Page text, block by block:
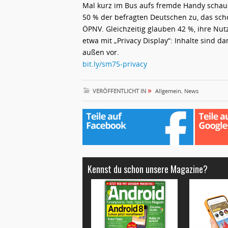
Mal kurz im Bus aufs fremde Handy
50 % der befragten Deutschen zu, das
ÖPNV. Gleichzeitig glauben 42 %, ihre
etwa mit „Privacy Display“: Inhalte sind
außen vor.
bit.ly/sm75-privacy
VERÖFFENTLICHT IN » Allgemein, News
Kennst du schon unsere Magazine?